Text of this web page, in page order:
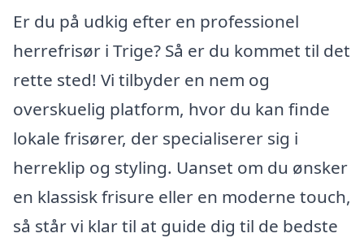
Er du på udkig efter en professionel
herrefrisør i Trige? Så er du kommet til det
rette sted! Vi tilbyder en nem og
overskuelig platform, hvor du kan finde
lokale frisører, der specialiserer sig i
herreklip og styling. Uanset om du ønsker
en klassisk frisure eller en moderne touch,
så står vi klar til at guide dig til de bedste